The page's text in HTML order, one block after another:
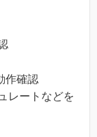
作確認
レートなどを